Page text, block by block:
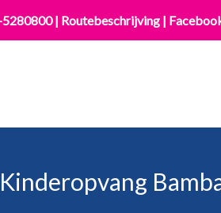
| Routebeschrijving |